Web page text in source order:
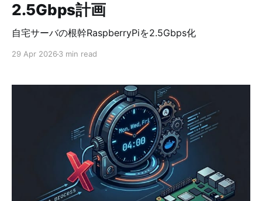
2.5Gbps計画
自宅サーバの根幹RaspberryPiを2.5Gbps化
29 Apr 2026 3 min read